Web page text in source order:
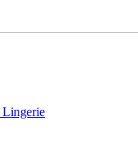
Lingerie